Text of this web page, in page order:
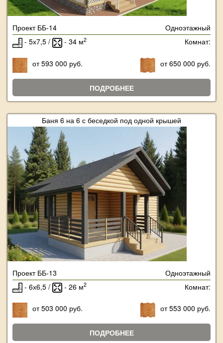
Проект ББ-14
Одноэтажный
- 5х7,5 /
- 34 м2 Комнат:
от 593 000 руб. от 650 000 руб.
ПОДРОБНЕЕ
Баня 6 на 6 с беседкой под одной крышей
Проект ББ-13
Одноэтажный
- 6х6,5 /
- 26 м2 Комнат:
от 503 000 руб. от 553 000 руб.
ПОДРОБНЕЕ